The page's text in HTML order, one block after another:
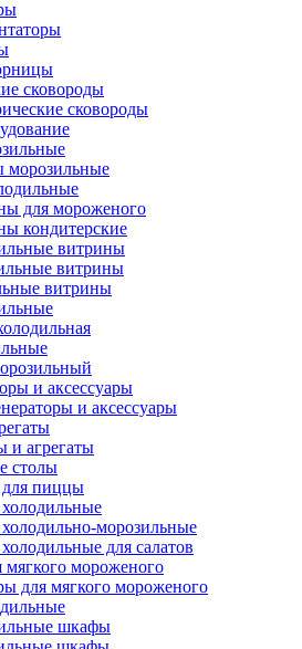
сковороды
сковороды
морозильные
для мороженого
кондитерские
витрины
витрины
витрины
и аксессуары
и аксессуары
и агрегаты
столы
пиццы
морозильные
для салатов
мороженого
для мягкого мороженого
шкафы